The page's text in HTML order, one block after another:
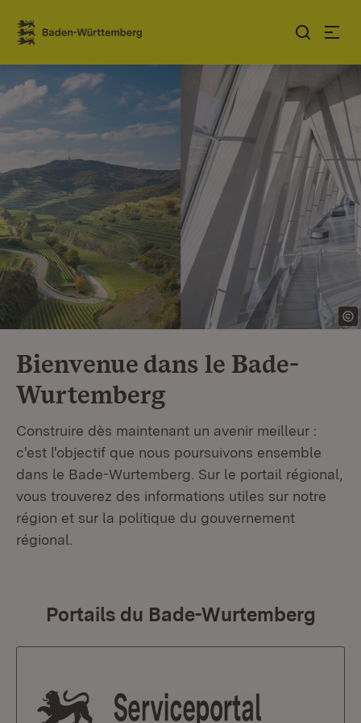
Sauter au contenu
Link zur Startseite
Bienvenue dans le Bade-
Wurtemberg
Construire dès maintenant un avenir meilleur :
c'est l'objectif que nous poursuivons ensemble
dans le Bade-Wurtemberg. Sur le portail régional,
vous trouverez des informations utiles sur notre
région et sur la politique du gouvernement
régional.
Portails du Bade-Wurtemberg